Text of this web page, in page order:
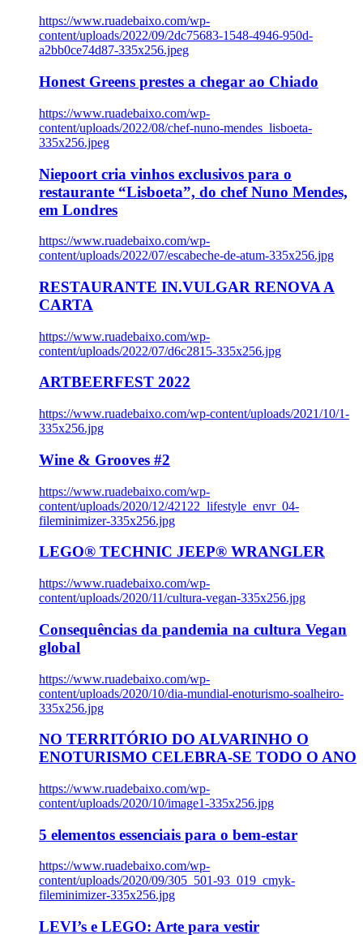
https://www.ruadebaixo.com/wp-
content/uploads/2022/09/2dc75683-1548-4946-950d-
a2bb0ce74d87-335x256.jpeg
Honest Greens prestes a chegar ao Chiado
https://www.ruadebaixo.com/wp-
content/uploads/2022/08/chef-nuno-mendes_lisboeta-
335x256.jpeg
Niepoort cria vinhos exclusivos para o
restaurante “Lisboeta”, do chef Nuno Mendes,
em Londres
https://www.ruadebaixo.com/wp-
content/uploads/2022/07/escabeche-de-atum-335x256.jpg
RESTAURANTE IN.VULGAR RENOVA A
CARTA
https://www.ruadebaixo.com/wp-
content/uploads/2022/07/d6c2815-335x256.jpg
ARTBEERFEST 2022
https://www.ruadebaixo.com/wp-content/uploads/2021/10/1-
335x256.jpg
Wine & Grooves #2
https://www.ruadebaixo.com/wp-
content/uploads/2020/12/42122_lifestyle_envr_04-
fileminimizer-335x256.jpg
LEGO® TECHNIC JEEP® WRANGLER
https://www.ruadebaixo.com/wp-
content/uploads/2020/11/cultura-vegan-335x256.jpg
Consequências da pandemia na cultura Vegan
global
https://www.ruadebaixo.com/wp-
content/uploads/2020/10/dia-mundial-enoturismo-soalheiro-
335x256.jpg
NO TERRITÓRIO DO ALVARINHO O
ENOTURISMO CELEBRA-SE TODO O ANO
https://www.ruadebaixo.com/wp-
content/uploads/2020/10/image1-335x256.jpg
5 elementos essenciais para o bem-estar
https://www.ruadebaixo.com/wp-
content/uploads/2020/09/305_501-93_019_cmyk-
fileminimizer-335x256.jpg
LEVI’s e LEGO: Arte para vestir